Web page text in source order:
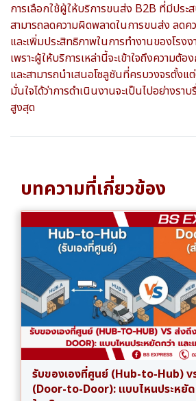
การเลือกใช้ผู้ให้บริการขนส่ง B2B ที่มีปร
สามารถลดความผิดพลาดในการขนส่ง ลดค
และเพิ่มประสิทธิภาพในการทำงานของโร
เพราะผู้ให้บริการเหล่านี้จะเข้าใจถึงความต้
และสามารถนำเสนอโซลูชันที่ครบวงจรตั้ง
มั่นใจได้ว่าการดำเนินงานจะเป็นไปอย่างรา
สูงสุด
บทความที่เกี่ยวข้อง
รับของเองที่ศูนย์ (Hub-to-Hub)
(Door-to-Door): แบบไหนประหยัด